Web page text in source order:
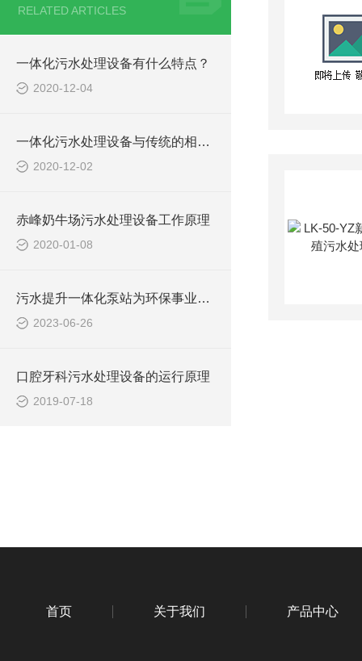
RELATED ARTICLES
一体化污水处理设备有什么特点？
2020-12-04
一体化污水处理设备与传统的相比的优势体现在？
2020-12-02
赤峰奶牛场污水处理设备工作原理
2020-01-08
污水提升一体化泵站为环保事业做出了哪些贡献？
2023-06-26
口腔牙科污水处理设备的运行原理
2019-07-18
首页 关于我们 产品中心